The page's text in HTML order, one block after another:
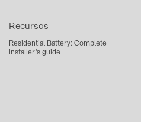
Recursos
Residential Battery: Complete
installer's guide